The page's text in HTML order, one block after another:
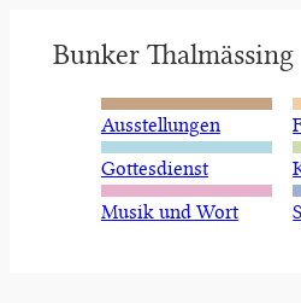
InhaltBunker Thalmässing
Ausstellungen
Gottesdienst
Musik und Wort